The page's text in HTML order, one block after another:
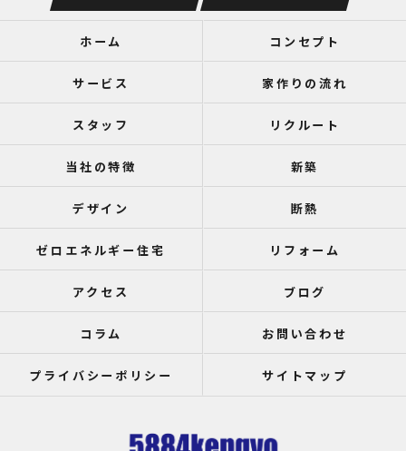
ホーム コンセプト
サービス 家作りの流れ
スタッフ リクルート
当社の特徴 新築
デザイン 断熱
ゼロエネルギー住宅 リフォーム
アクセス ブログ
コラム お問い合わせ
プライバシーポリシー サイトマップ